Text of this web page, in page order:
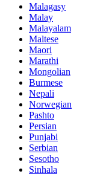
Malagasy
Malay
Malayalam
Maltese
Maori
Marathi
Mongolian
Burmese
Nepali
Norwegian
Pashto
Persian
Punjabi
Serbian
Sesotho
Sinhala